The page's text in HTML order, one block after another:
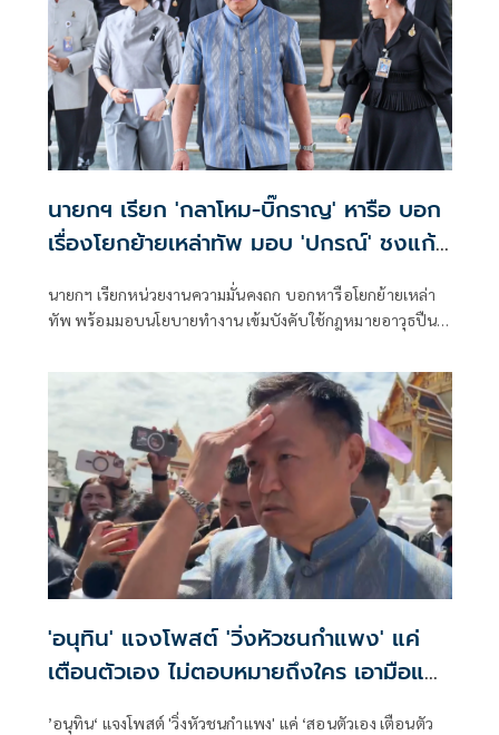
นายกฯ เรียก 'กลาโหม-บิ๊กราญ' หารือ บอก
เรื่องโยกย้ายเหล่าทัพ มอบ 'ปกรณ์' ชงแก้
นายกฯ เรียกหน่วยงานความมั่นคงถก บอกหารือโยกย้ายเหล่า
ทัพ พร้อมมอบนโยบายทำงาน เข้มบังคับใช้กฎหมายอาวุธปืน
ตัวบงการแน่
'อนุทิน' แจงโพสต์ 'วิ่งหัวชนกำแพง' แค่
เตือนตัวเอง ไม่ตอบหมายถึงใคร เอามือแตะ
หน้าผากบอก 'หัวโน'
’อนุทิน‘ แจงโพสต์ 'วิ่งหัวชนกำแพง' แค่ ‘สอนตัวเอง เตือนตัว